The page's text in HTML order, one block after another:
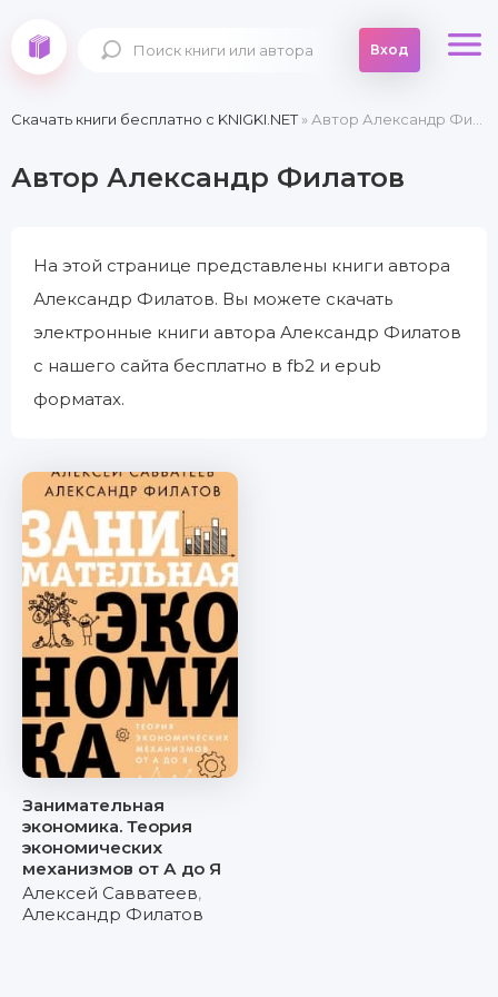
Вход
Скачать книги бесплатно c KNIGKI.NET» Автор Александр Филатов
Автор Александр Филатов
На этой странице представлены книги автора
Александр Филатов. Вы можете скачать
электронные книги автора Александр Филатов
с нашего сайта бесплатно в fb2 и epub
форматах.
Занимательная
экономика. Теория
экономических
механизмов от А до Я
Алексей Савватеев,
Александр Филатов